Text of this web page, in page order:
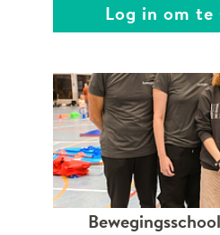
Log in om te